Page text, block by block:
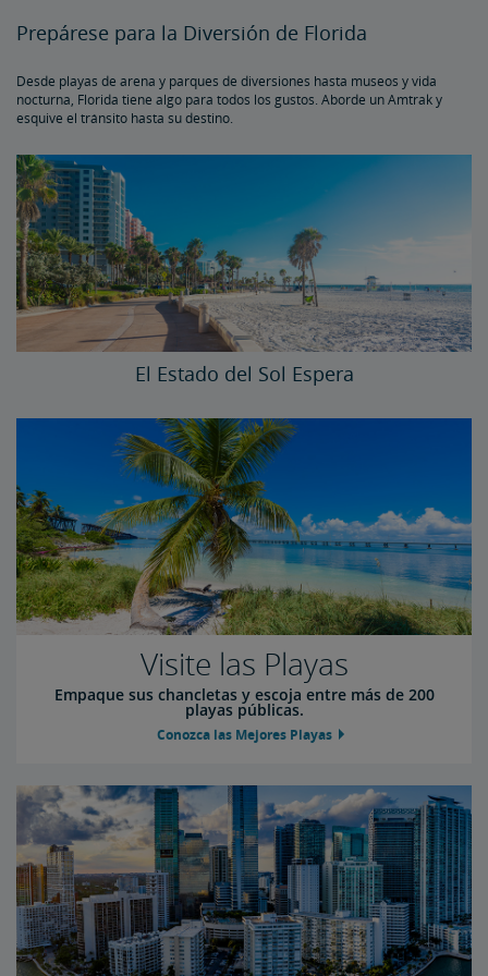
Prepárese para la Diversión de Florida
Desde playas de arena y parques de diversiones hasta museos y vida
nocturna, Florida tiene algo para todos los gustos. Aborde un Amtrak y
esquive el tránsito hasta su destino.
El Estado del Sol Espera
Visite las Playas
Empaque sus chancletas y escoja entre más de 200
playas públicas.
Conozca las Mejores Playas